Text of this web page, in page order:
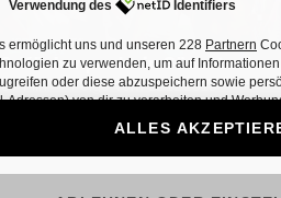
3: Küchenpunks in Südostasien
89 Min. Folge vom 22.12.2013